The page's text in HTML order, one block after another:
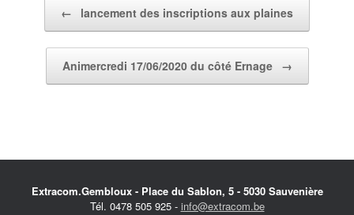
← lancement des inscriptions aux plaines
Animercredi 17/06/2020 du côté Ernage →
Extracom.Gembloux - Place du Sablon, 5 - 5030 Sauvenière
Tél. 0478 505 925 - info@extracom.be